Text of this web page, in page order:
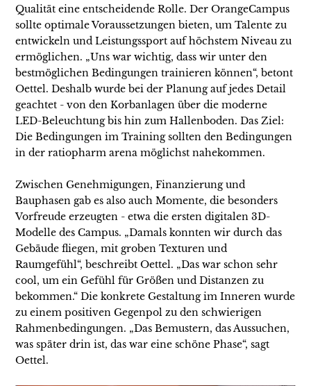
Qualität eine entscheidende Rolle. Der OrangeCampus
sollte optimale Voraussetzungen bieten, um Talente zu
entwickeln und Leistungssport auf höchstem Niveau zu
ermöglichen. „Uns war wichtig, dass wir unter den
bestmöglichen Bedingungen trainieren können“, betont
Oettel. Deshalb wurde bei der Planung auf jedes Detail
geachtet - von den Korbanlagen über die moderne
LED-Beleuchtung bis hin zum Hallenboden. Das Ziel:
Die Bedingungen im Training sollten den Bedingungen
in der ratiopharm arena möglichst nahekommen.
Zwischen Genehmigungen, Finanzierung und
Bauphasen gab es also auch Momente, die besonders
Vorfreude erzeugten - etwa die ersten digitalen 3D-
Modelle des Campus. „Damals konnten wir durch das
Gebäude fliegen, mit groben Texturen und
Raumgefühl“, beschreibt Oettel. „Das war schon sehr
cool, um ein Gefühl für Größen und Distanzen zu
bekommen.“ Die konkrete Gestaltung im Inneren wurde
zu einem positiven Gegenpol zu den schwierigen
Rahmenbedingungen. „Das Bemustern, das Aussuchen,
was später drin ist, das war eine schöne Phase“, sagt
Oettel.